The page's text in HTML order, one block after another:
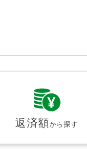
返済額から探す